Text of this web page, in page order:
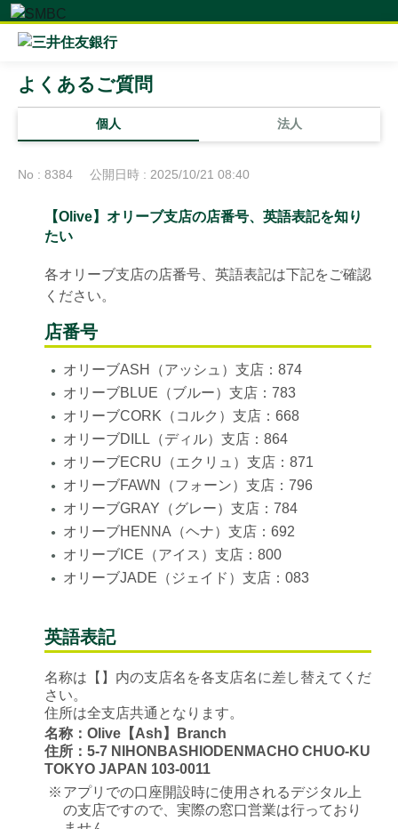
個人 法人
よくあるご質問
No : 8384 公開日時 : 2025/10/21 08:40
【Olive】オリーブ支店の店番号、英語表記を知り
たい
各オリーブ支店の店番号、英語表記は下記をご確認
ください。
店番号
● オリーブASH（アッシュ）支店：874
● オリーブBLUE（ブルー）支店：783
● オリーブCORK（コルク）支店：668
● オリーブDILL（ディル）支店：864
● オリーブECRU（エクリュ）支店：871
● オリーブFAWN（フォーン）支店：796
● オリーブGRAY（グレー）支店：784
● オリーブHENNA（ヘナ）支店：692
● オリーブICE（アイス）支店：800
● オリーブJADE（ジェイド）支店：083
英語表記
名称は【】内の支店名を各支店名に差し替えてくだ
さい。
住所は全支店共通となります。
名称：Olive【Ash】Branch
住所：5-7 NIHONBASHIODENMACHO CHUO-KU
TOKYO JAPAN 103-0011
※ アプリでの口座開設時に使用されるデジタル上
の支店ですので、実際の窓口営業は行っており